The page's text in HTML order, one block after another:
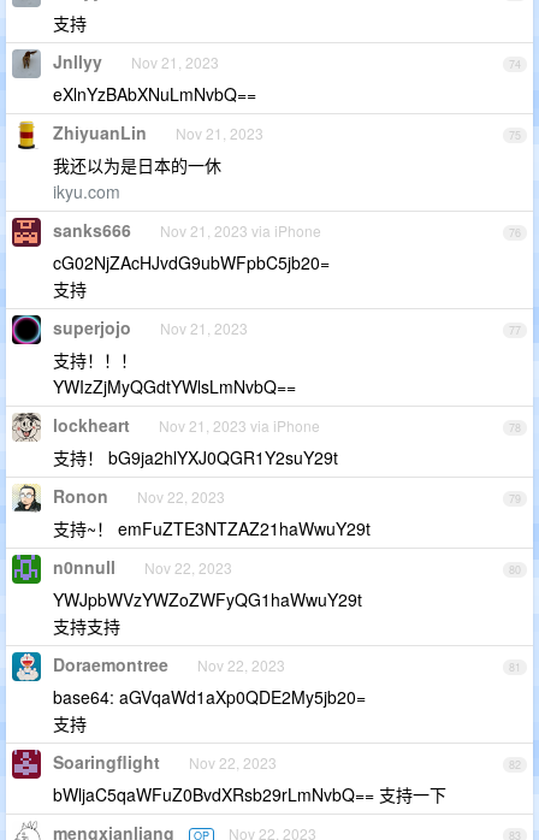
支持
74
Jnllyy Nov 21, 2023
eXlnYzBAbXNuLmNvbQ==
75
ZhiyuanLin Nov 21, 2023
我还以为是日本的一休
ikyu.com
76
sanks666 Nov 21, 2023 via iPhone
cG02NjZAcHJvdG9ubWFpbC5jb20=
支持
77
superjojo Nov 21, 2023
支持！！！
YWIzZjMyQGdtYWlsLmNvbQ==
78
lockheart Nov 21, 2023 via iPhone
支持！ bG9ja2hlYXJ0QGR1Y2suY29t
79
Ronon Nov 22, 2023
支持~！ emFuZTE3NTZAZ21haWwuY29t
80
n0nnull Nov 22, 2023
YWJpbWVzYWZoZWFyQG1haWwuY29t
支持支持
81
Doraemontree Nov 22, 2023
base64: aGVqaWd1aXp0QDE2My5jb20=
支持
82
Soaringflight Nov 22, 2023
bWljaC5qaWFuZ0BvdXRsb29rLmNvbQ== 支持一下
83
mengxianliang OP Nov 22, 2023